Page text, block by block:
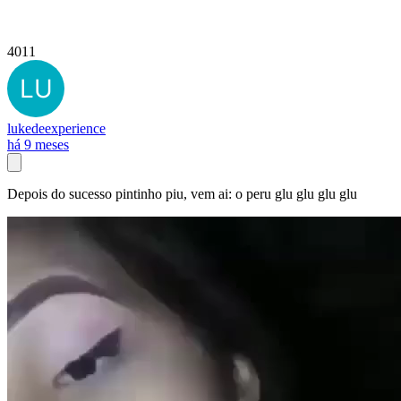
4011
lukedeexperience
há 9 meses
Depois do sucesso pintinho piu, vem ai: o peru glu glu glu glu